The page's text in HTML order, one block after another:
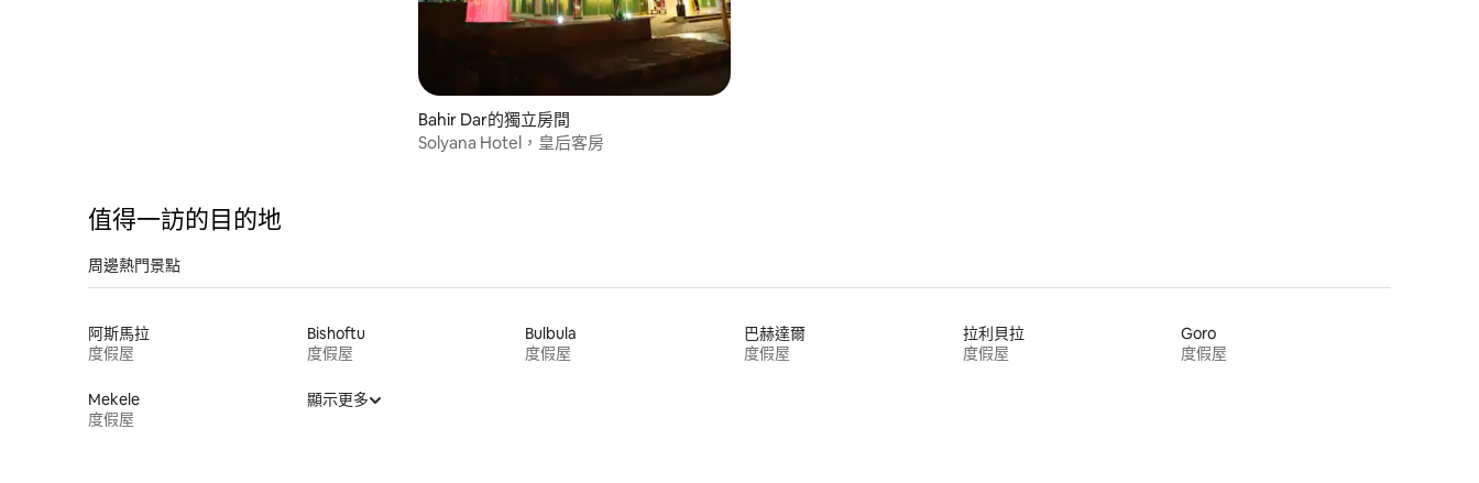
Bahir Dar的獨立房間
Solyana Hotel，皇后客房
值得一訪的目的地
周邊熱門景點
阿斯馬拉
度假屋
Bishoftu
度假屋
Bulbula
度假屋
巴赫達爾
度假屋
拉利貝拉
度假屋
Goro
度假屋
Mekele
度假屋
顯示更多